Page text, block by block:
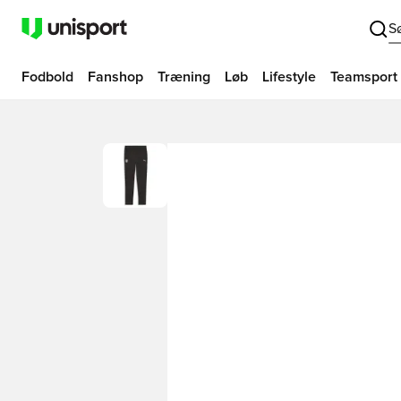
Fodbold Fanshop Træning Løb Lifestyle Teamsport